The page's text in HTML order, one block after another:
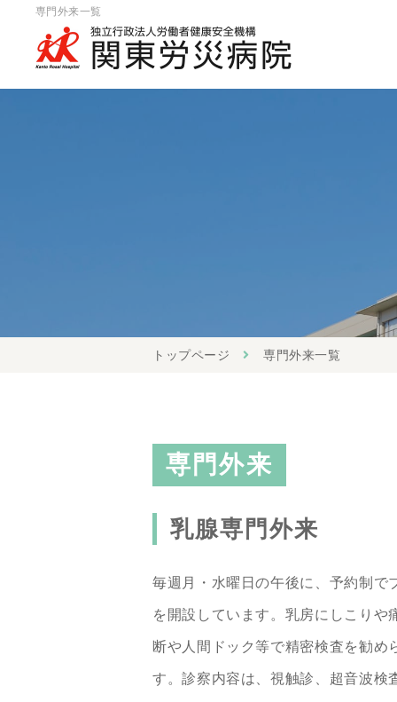
専門外来一覧
トップページ 専門外来一覧
専門外来
乳腺専門外来
毎週月・水曜日の午後に、予約制で
を開設しています。乳房にしこりや
断や人間ドック等で精密検査を勧め
す。診察内容は、視触診、超音波検